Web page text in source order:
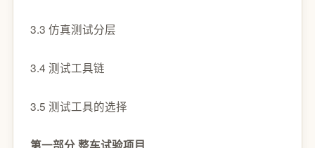
3.3 仿真测试分层
3.4 测试工具链
3.5 测试工具的选择